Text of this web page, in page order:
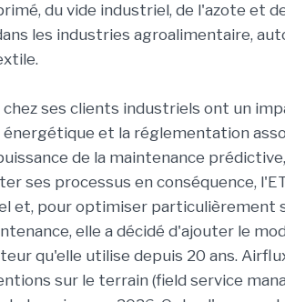
du vide industriel, de l'azote et
les industries agroalimentaire,
ses clients industriels ont un
et la réglementation
de la maintenance
ses processus en conséquence,
et, pour optimiser particulièrement
elle a décidé d'ajouter le
qu'elle utilise depuis 20 ans.
sur le terrain (field service